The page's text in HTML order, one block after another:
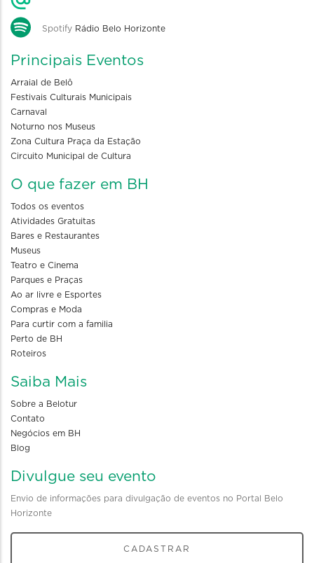
Spotify Rádio Belo Horizonte
Principais Eventos
Arraial de Belô
Festivais Culturais Municipais
Carnaval
Noturno nos Museus
Zona Cultura Praça da Estação
Circuito Municipal de Cultura
O que fazer em BH
Todos os eventos
Atividades Gratuitas
Bares e Restaurantes
Museus
Teatro e Cinema
Parques e Praças
Ao ar livre e Esportes
Compras e Moda
Para curtir com a familia
Perto de BH
Roteiros
Saiba Mais
Sobre a Belotur
Contato
Negócios em BH
Blog
Divulgue seu evento
Envio de informações para divulgação de eventos no Portal Belo
Horizonte
CADASTRAR